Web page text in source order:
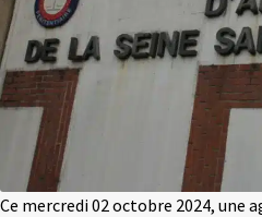
Ce mercredi 02 octobre 2024, une